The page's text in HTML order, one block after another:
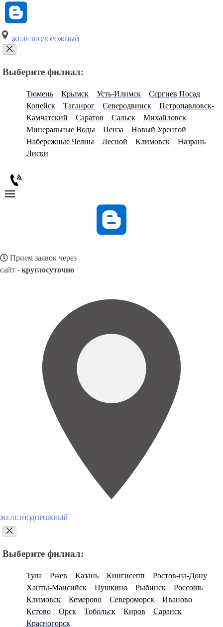
ЖЕЛЕЗНОДОРОЖНЫЙ
Выберите филиал:
Тюмень Крымск Усть-Илимск
Сергиев Посад
Копейск
Таганрог Северодвинск
Петропавловск-
Камчатский
Саратов Сальск
Михайловск
Минеральные Воды
Пенза
Новый Уренгой
Набережные Челны
Лесной Климовск
Назрань
Лиски
Прием заявок через
сайт - круглосуточно
ЖЕЛЕЗНОДОРОЖНЫЙ
Выберите филиал:
Тула Ржев Казань Кингисепп
Ростов-на-Дону
Ханты-Мансийск
Пушкино Рыбинск
Россошь
Климовск
Кемерово Североморск
Иваново
Кстово
Орск Тобольск Киров
Саранск
Красногорск